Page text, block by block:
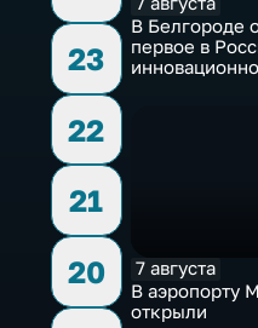
23
22
21
20
В Белгороде
первое в
7 августа
В аэропорту
открыли